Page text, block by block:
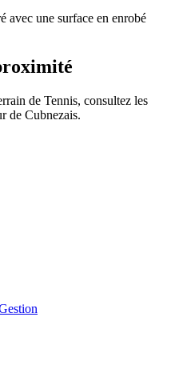
avec une surface en enrobé
de Tennis, consultez les
de Cubnezais.